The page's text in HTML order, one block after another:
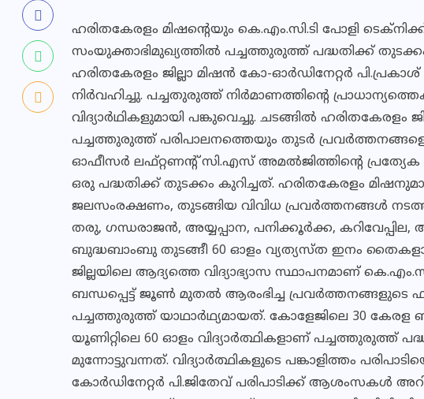
ഹരിതകേരളം മിഷന്റെയും കെ.എം.സി.ടി പോളി
സംയുക്താഭിമുഖ്യത്തിൽ പച്ചത്തുരുത്ത് പദ്ധതിക്ക്
ഹരിതകേരളം ജില്ലാ മിഷൻ കോ-ഓർഡിനേറ്റർ
നിർവഹിച്ചു. പച്ചതുരുത്ത്‌ നിർമാണത്തിന്റെ
വിദ്യാർഥികളുമായി പങ്കുവെച്ചു. ചടങ്ങിൽ ഹരിതകേരളം
പച്ചത്തുരുത്ത്‌ പരിപാലനത്തെയും തുടർ
ഓഫീസർ ലഫ്റ്റണന്റ് സി.എസ് അമൽജിത്തിന്റെ
ഒരു പദ്ധതിക്ക് തുടക്കം കുറിച്ചത്. ഹരിതകേരളം
ജലസംരക്ഷണം, തുടങ്ങിയ വിവിധ പ്രവർത്തനങ്ങൾ
തരു, ഗന്ധരാജൻ, അയ്യപ്പാന, പനിക്കൂർക്ക,
ബുദ്ധബാംബു തുടങ്ങീ 60 ഓളം വ്യത്യസ്ത ഇനം
ജില്ലയിലെ ആദ്യത്തെ വിദ്യാഭ്യാസ സ്ഥാപനമാണ്
ബന്ധപ്പെട്ട് ജൂൺ മുതൽ ആരംഭിച്ച പ്രവർത്തനങ്ങളുടെ
പച്ചത്തുരുത്ത് യാഥാർഥ്യമായത്. കോളേജിലെ 30 കേരള
യൂണിറ്റിലെ 60 ഓളം വിദ്യാർത്ഥികളാണ് പച്ചത്തുരുത്ത്‌
മുന്നോട്ടുവന്നത്. വിദ്യാർത്ഥികളുടെ പങ്കാളിത്തം
കോർഡിനേറ്റർ പി.ജിതേവ് പരിപാടിക്ക് ആശംസകൾ